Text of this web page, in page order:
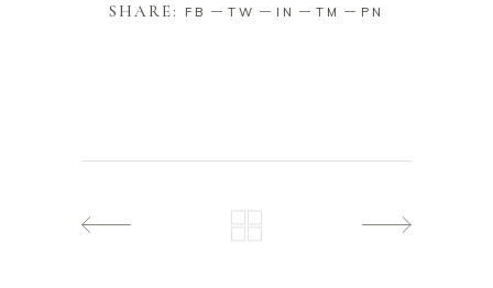
SHARE: FB TW IN TM PN